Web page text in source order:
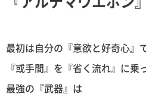
最初は自分の『意欲と好奇心』
『或手間』を『省く流れ』に乗
最強の『武器』は